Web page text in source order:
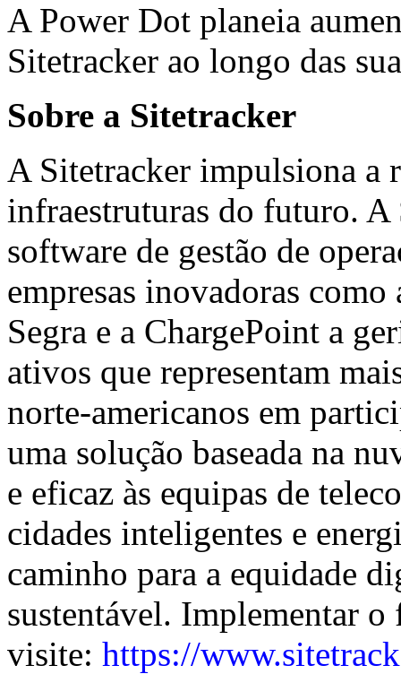
A Power Dot planeia
Sitetracker ao longo das
Sobre a Sitetracker
A Sitetracker impulsiona a
infraestruturas do futuro.
software de gestão de
empresas inovadoras
Segra e a ChargePoint a
ativos que representam
norte-americanos em
uma solução baseada na
e eficaz às equipas de
cidades inteligentes e
caminho para a equidade
sustentável. Implementar
visite: https://